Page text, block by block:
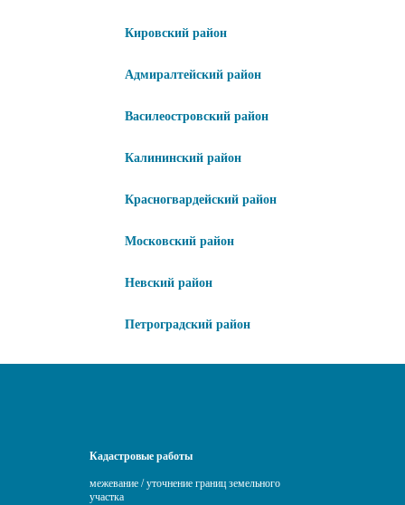
Кировский район
Адмиралтейский район
Василеостровский район
Калининский район
Красногвардейский район
Московский район
Невский район
Петроградский район
Кадастровые работы
межевание / уточнение границ земельного
участка